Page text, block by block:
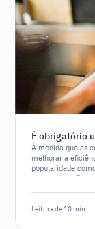
É obrigatório
À medida que as
melhorar a
popularidade
que a utilização
Leitura de 10 min